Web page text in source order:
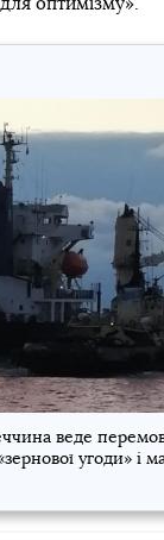
оптимізму».
веде
угоди» і